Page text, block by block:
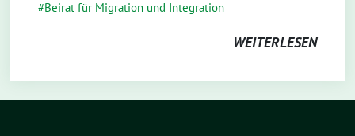
Beirat für Migration und Integration
WEITERLESEN